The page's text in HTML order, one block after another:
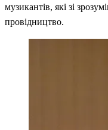
музикантів, які зі
провідництво.